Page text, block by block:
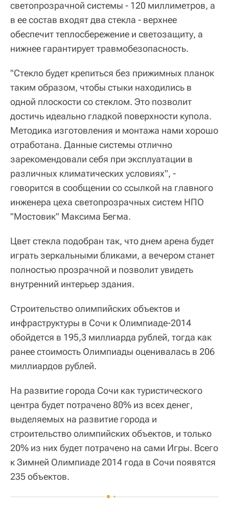
светопрозрачной системы - 120 миллиметров, а
в ее состав входят два стекла - верхнее
обеспечит теплосбережение и светозащиту, а
нижнее гарантирует травмобезопасность.
"Стекло будет крепиться без прижимных планок
таким образом, чтобы стыки находились в
одной плоскости со стеклом. Это позволит
достичь идеально гладкой поверхности купола.
Методика изготовления и монтажа нами хорошо
отработана. Данные системы отлично
зарекомендовали себя при эксплуатации в
различных климатических условиях", -
говорится в сообщении со ссылкой на главного
инженера цеха светопрозрачных систем НПО
"Мостовик" Максима Бегма.
Цвет стекла подобран так, что днем арена будет
играть зеркальными бликами, а вечером станет
полностью прозрачной и позволит увидеть
внутренний интерьер здания.
Строительство олимпийских объектов и
инфраструктуры в Сочи к Олимпиаде-2014
обойдется в 195,3 миллиарда рублей, тогда как
ранее стоимость Олимпиады оценивалась в 206
миллиардов рублей.
На развитие города Сочи как туристического
центра будет потрачено 80% из всех денег,
выделяемых на развитие города и
строительство олимпийских объектов, и только
20% из них будет потрачено на сами Игры. Всего
к Зимней Олимпиаде 2014 года в Сочи появятся
235 объектов.